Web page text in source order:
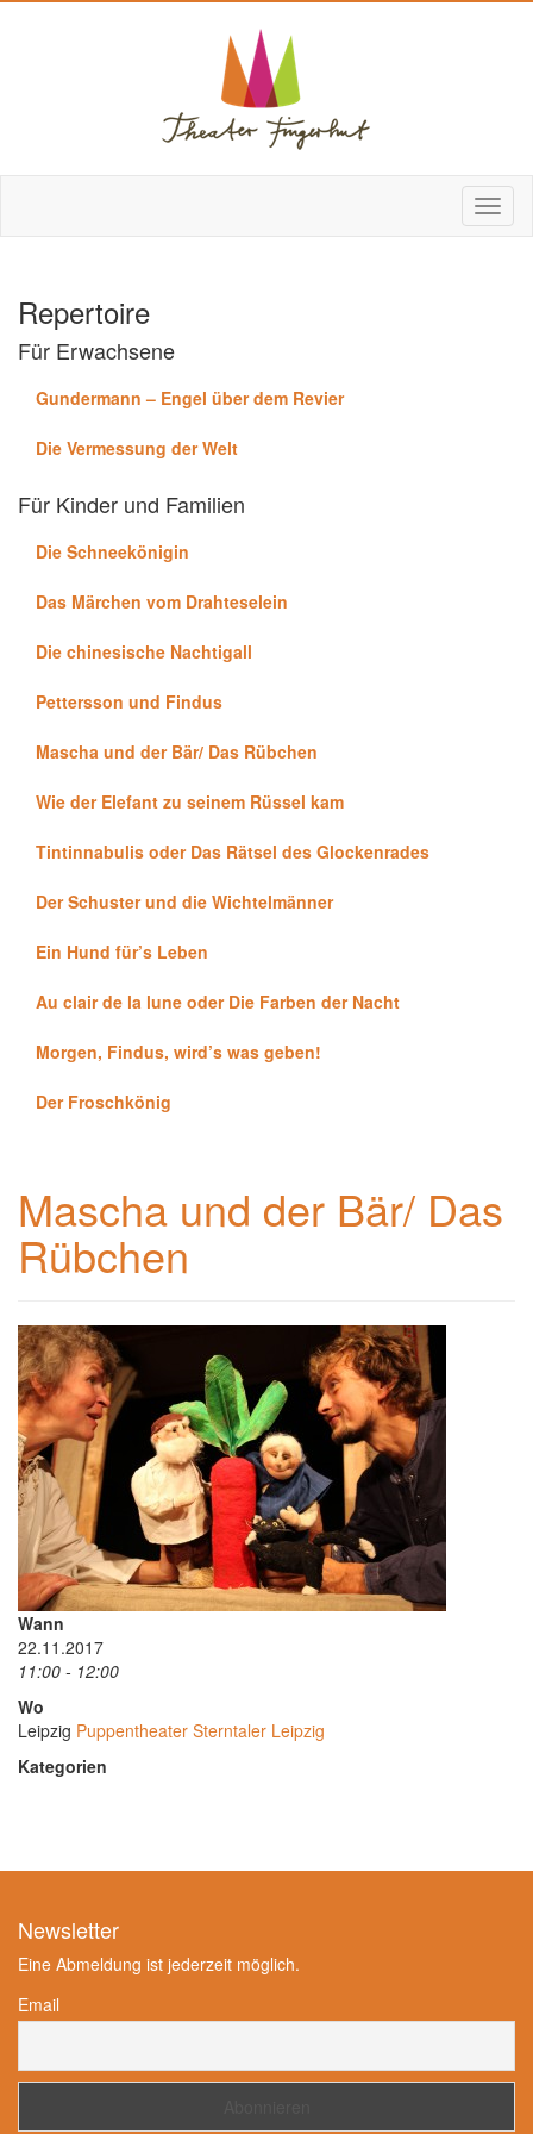
Repertoire
Für Erwachsene
Gundermann – Engel über dem Revier
Die Vermessung der Welt
Für Kinder und Familien
Die Schneekönigin
Das Märchen vom Drahteselein
Die chinesische Nachtigall
Pettersson und Findus
Mascha und der Bär/ Das Rübchen
Wie der Elefant zu seinem Rüssel kam
Tintinnabulis oder Das Rätsel des Glockenrades
Der Schuster und die Wichtelmänner
Ein Hund für’s Leben
Au clair de la lune oder Die Farben der Nacht
Morgen, Findus, wird’s was geben!
Der Froschkönig
Mascha und der Bär/ Das
Rübchen
Wann
22.11.2017
11:00 - 12:00
Wo
Leipzig Puppentheater Sterntaler Leipzig
Kategorien
Newsletter
Eine Abmeldung ist jederzeit möglich.
Email